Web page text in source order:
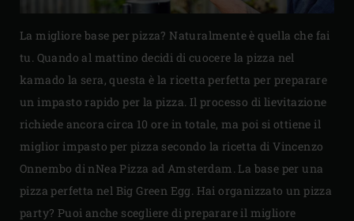
La migliore base per pizza? Naturalmente è quella che fai
tu. Quando al mattino decidi di cuocere la pizza nel
kamado la sera, questa è la ricetta perfetta per preparare
un impasto rapido per la pizza. Il processo di lievitazione
richiede ancora circa 10 ore in totale, ma poi si ottiene il
miglior impasto per pizza secondo la ricetta di Vincenzo
Onnembo di nNea Pizza ad Amsterdam. La base per una
pizza perfetta nel Big Green Egg. Hai organizzato un pizza
party? Puoi anche scegliere di preparare il migliore